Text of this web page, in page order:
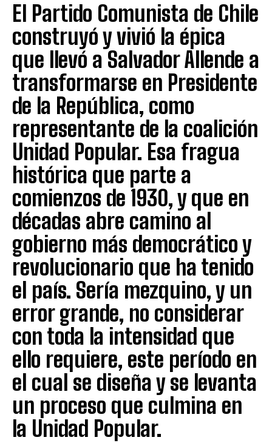
El Partido Comunista de Chile
construyó y vivió la épica
que llevó a Salvador Allende a
transformarse en Presidente
de la República, como
representante de la coalición
Unidad Popular. Esa fragua
histórica que parte a
comienzos de 1930, y que en
décadas abre camino al
gobierno más democrático y
revolucionario que ha tenido
el país. Sería mezquino, y un
error grande, no considerar
con toda la intensidad que
ello requiere, este período en
el cual se diseña y se levanta
un proceso que culmina en
la Unidad Popular.